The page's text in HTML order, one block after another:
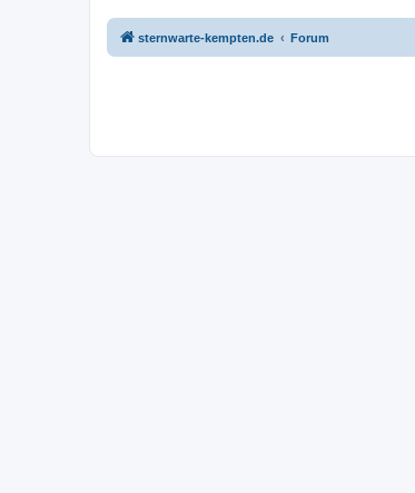
sternwarte-kempten.de Forum